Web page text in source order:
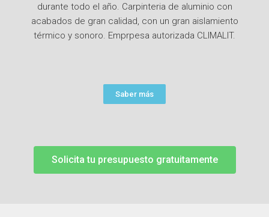
durante todo el año. Carpinteria de aluminio con
acabados de gran calidad, con un gran aislamiento
térmico y sonoro. Emprpesa autorizada CLIMALIT.
Saber más
Solicita tu presupuesto gratuitamente